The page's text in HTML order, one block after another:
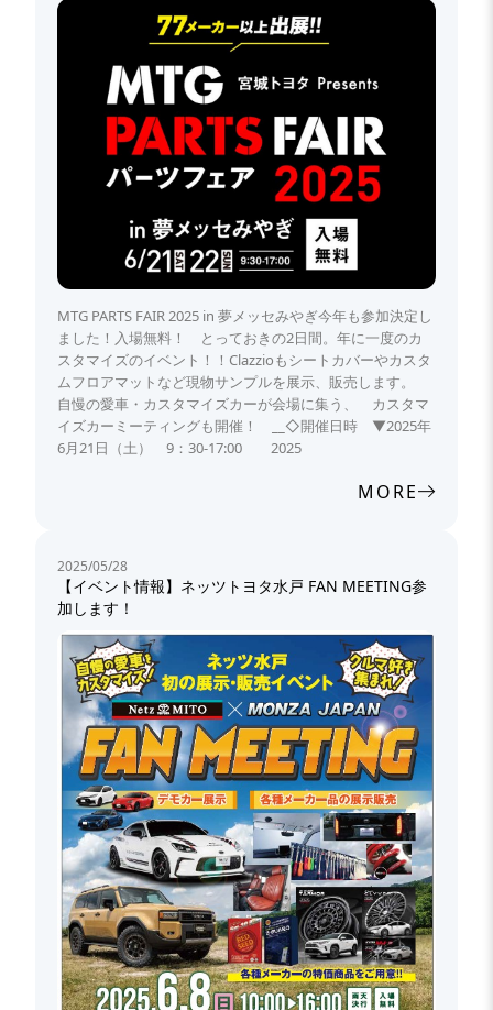
MTG PARTS FAIR 2025 in 夢メッセみやぎ今年も参加決定し
ました！入場無料！ とっておきの2日間。年に一度のカ
スタマイズのイベント！！Clazzioもシートカバーやカスタ
ムフロアマットなど現物サンプルを展示、販売します。
自慢の愛車・カスタマイズカーが会場に集う、 カスタマ
イズカーミーティングも開催！ __◇開催日時 ▼2025年
6月21日（土） 9：30-17:00 2025
MORE
2025/05/28
【イベント情報】ネッツトヨタ水戸 FAN MEETING参
加します！